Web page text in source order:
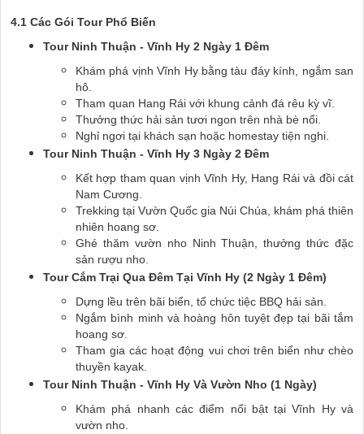
4.1 Các Gói Tour Phổ Biến
Tour Ninh Thuận - Vĩnh Hy 2 Ngày 1 Đêm
Khám phá vịnh Vĩnh Hy bằng tàu đáy kính, ngắm san
hô.
Tham quan Hang Rái với khung cảnh đá rêu kỳ vĩ.
Thưởng thức hải sản tươi ngon trên nhà bè nổi.
Nghỉ ngơi tại khách sạn hoặc homestay tiện nghi.
Tour Ninh Thuận - Vĩnh Hy 3 Ngày 2 Đêm
Kết hợp tham quan vịnh Vĩnh Hy, Hang Rái và đồi cát
Nam Cương.
Trekking tại Vườn Quốc gia Núi Chúa, khám phá thiên
nhiên hoang sơ.
Ghé thăm vườn nho Ninh Thuận, thưởng thức đặc
sản rượu nho.
Tour Cắm Trại Qua Đêm Tại Vĩnh Hy (2 Ngày 1 Đêm)
Dựng lều trên bãi biển, tổ chức tiệc BBQ hải sản.
Ngắm bình minh và hoàng hôn tuyệt đẹp tại bãi tắm
hoang sơ.
Tham gia các hoạt động vui chơi trên biển như chèo
thuyền kayak.
Tour Ninh Thuận - Vĩnh Hy Và Vườn Nho (1 Ngày)
Khám phá nhanh các điểm nổi bật tại Vĩnh Hy và
vườn nho.